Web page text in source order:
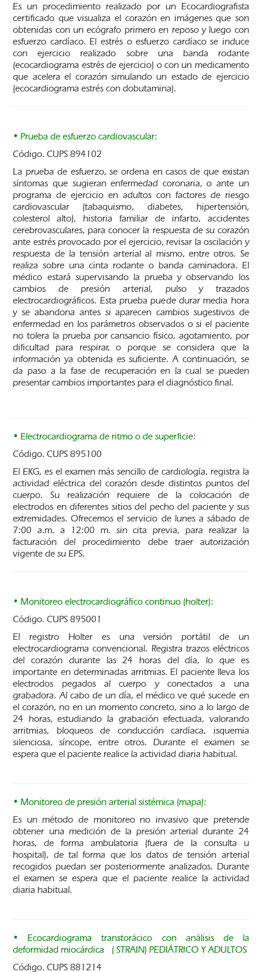
Es un procedimiento realizado por un Ecocardiografista
certificado que visualiza el corazón en imágenes que son
obtenidas con un ecógrafo primero en reposo y luego con
esfuerzo cardíaco. El estrés o esfuerzo cardíaco se induce
con ejercicio realizado sobre una banda rodante
(ecocardiograma estrés de ejercicio) o con un medicamento
que acelera el corazón simulando un estado de ejercicio
(ecocardiograma estrés con dobutamina).
• Prueba de esfuerzo cardiovascular:
Código. CUPS 894102
La prueba de esfuerzo, se ordena en casos de que existan
síntomas que sugieran enfermedad coronaria, o ante un
programa de ejercicio en adultos con factores de riesgo
cardiovascular (tabaquismo, diabetes, hipertensión,
colesterol alto), historia familiar de infarto, accidentes
cerebrovasculares, para conocer la respuesta de su corazón
ante estrés provocado por el ejercicio, revisar la oscilación y
respuesta de la tensión arterial al mismo, entre otros. Se
realiza sobre una cinta rodante o banda caminadora. El
médico estará supervisando la prueba y observando los
cambios de presión arterial, pulso y trazados
electrocardiográficos. Esta prueba puede durar media hora
y se abandona antes si aparecen cambios sugestivos de
enfermedad en los parámetros observados o si el paciente
no tolera la prueba por cansancio físico, agotamiento, por
dificultad para respirar, o porque se considera que la
información ya obtenida es suficiente. A continuación, se
da paso a la fase de recuperación en la cual se pueden
presentar cambios importantes para el diagnóstico final.
• Electrocardiograma de ritmo o de superficie:
Código. CUPS 895100
El EKG, es el examen más sencillo de cardiología, registra la
actividad eléctrica del corazón desde distintos puntos del
cuerpo. Su realización requiere de la colocación de
electrodos en diferentes sitios del pecho del paciente y sus
extremidades. Ofrecemos el servicio de lunes a sábado de
7:00 a.m. a 12:00 m. sin cita previa, para realizar la
facturación del procedimiento debe traer autorización
vigente de su EPS.
• Monitoreo electrocardiográfico continuo (holter):
Código. CUPS 895001
El registro Holter es una versión portátil de un
electrocardiograma convencional. Registra trazos eléctricos
del corazón durante las 24 horas del día, lo que es
importante en determinadas arritmias. El paciente lleva los
electrodos pegados al cuerpo y conectados a una
grabadora. Al cabo de un día, el médico ve qué sucede en
el corazón, no en un momento concreto, sino a lo largo de
24 horas, estudiando la grabación efectuada, valorando
arritmias, bloqueos de conducción cardíaca, isquemia
silenciosa, síncope, entre otros. Durante el examen se
espera que el paciente realice la actividad diaria habitual.
• Monitoreo de presión arterial sistémica (mapa):
Es un método de monitoreo no invasivo que pretende
obtener una medición de la presión arterial durante 24
horas, de forma ambulatoria (fuera de la consulta u
hospital), de tal forma que los datos de tensión arterial
recogidos puedan ser posteriormente analizados. Durante
el examen se espera que el paciente realice la actividad
diaria habitual.
• Ecocardiograma transtorácico con análisis de la
deformidad miocárdica ( STRAIN) PEDIÁTRICO Y ADULTOS
Código. CUPS 881214